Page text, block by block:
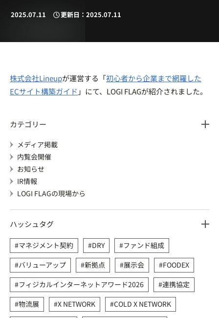
2025.07.11 更新日：2025.07.11
株式会社Lineupが運営する「初心者から企業まで網羅した
ECサイト構築ガイド 」にて、LOGI FLAGが紹介されました。
カテゴリー
メディア掲載
内覧会開催
お知らせ
IR情報
LOGI FLAGの現場から
ハッシュタグ
マネジメント契約 DRY
ファンド組成
バリューアップ
新拠点 展示会
FOODEX
フィジカルインターネットアワード2026
連携協定
物流展
X NETWORK
COLD X NETWORK